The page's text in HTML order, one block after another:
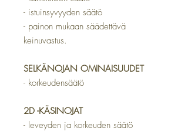
- istuinsyvyyden säätö
- painon mukaan säädettävä
keinuvastus.
SELKÄNOJAN OMINAISUUDET
- korkeudensäätö
2D -KÄSINOJAT
- leveyden ja korkeuden säätö